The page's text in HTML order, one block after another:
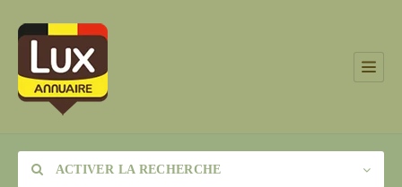
ACTIVER LA RECHERCHE